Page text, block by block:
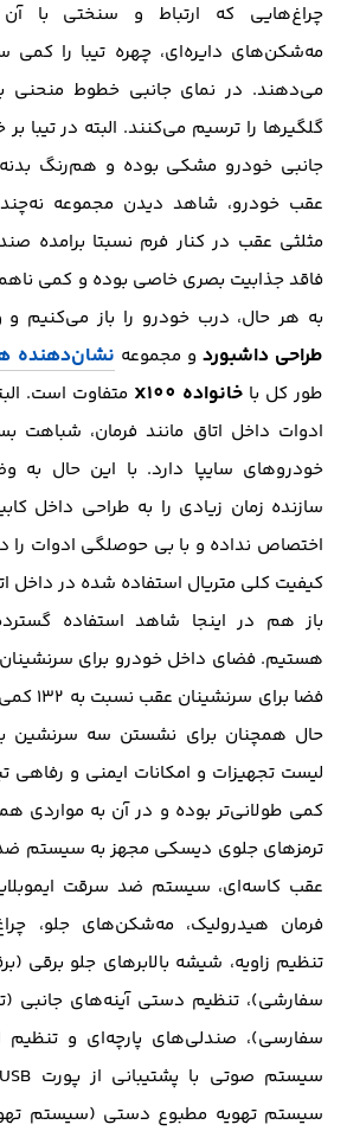
چراغ‌هایی که ارتباط و سنختی با
مه‌شکن‌های دایره‌ای، چهره تیبا را
می‌دهند. در نمای جانبی خطوط منحنی
جانبی خودرو مشکی بوده و هم‌رنگ
عقب خودرو، شاهد دیدن مجموعه
مثلثی عقب در کنار فرم نسبتا بر‌امده
فاقد جذابیت بصری خاصی بوده و کمی
به هر حال، درب خودرو را باز می‌کنیم
طراحی داشبورد و مجموعه نشان‌دهنده
طور کل با خانواده X100
متفاوت است.
خودرو‌های سایپا دارد. با این حال به
سازنده زمان زیادی را به طراحی داخل
اختصاص نداده و با بی حوصلگی ادوات را
کیفیت کلی متریال استفاده شده در داخل
باز هم در اینجا شاهد استفاده
هستیم. فضای داخل خودرو برای
فضا
حال همچنان برای نشستن سه سرنشین
کمی‌ طولانی‌تر بوده و در آن به مواردی
عقب کاسه‌ای، سیستم ضد سرقت
فرمان هیدرولیک، مه‌شکن‌های جلو،
تنظیم زاویه، شیشه‌ بالابر‌های جلو برقی
سفارشی)، تنظیم دستی آینه‌های جانبی
سفارسی)، صندلی‌های پارچه‌ای و تنظیم
سیستم تهویه مطبوع دستی (سیستم